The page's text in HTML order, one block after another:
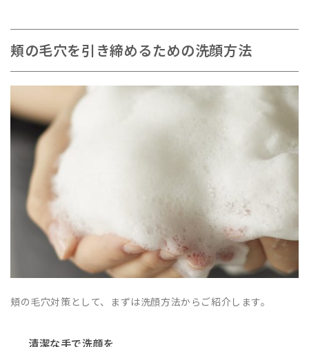
頬の毛穴を引き締めるための洗顔方法
頬の毛穴対策として、まずは洗顔方法からご紹介します。
清潔な手で洗顔を